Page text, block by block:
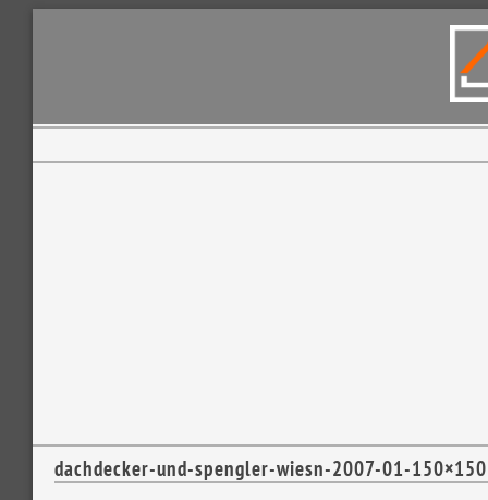
dachdecker-und-spengler-wiesn-2007-01-150×150